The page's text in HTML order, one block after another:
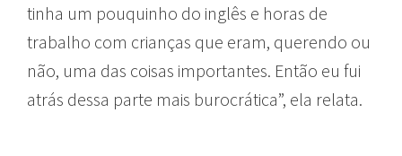
tinha um pouquinho do inglês e horas de
trabalho com crianças que eram, querendo ou
não, uma das coisas importantes. Então eu fui
atrás dessa parte mais burocrática”, ela relata.